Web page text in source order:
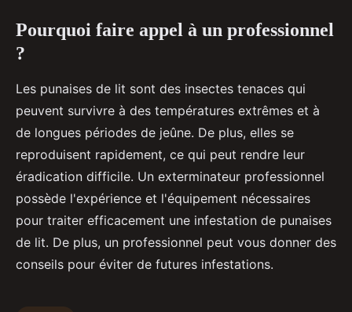
Pourquoi faire appel à un professionnel
?
Les punaises de lit sont des insectes tenaces qui
peuvent survivre à des températures extrêmes et à
de longues périodes de jeûne. De plus, elles se
reproduisent rapidement, ce qui peut rendre leur
éradication difficile. Un exterminateur professionnel
possède l'expérience et l'équipement nécessaires
pour traiter efficacement une infestation de punaises
de lit. De plus, un professionnel peut vous donner des
conseils pour éviter de futures infestations.